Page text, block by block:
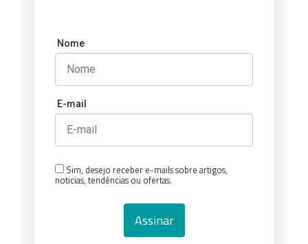
Nome
E-mail
Sim, desejo receber e-mails sobre artigos,
noticias, tendências ou ofertas.
Assinar